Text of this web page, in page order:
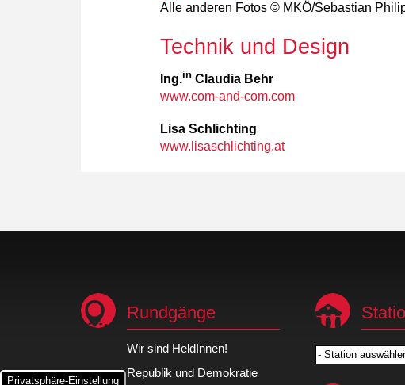
Alle anderen Fotos © MKÖ/Sebastian
Technik und Design
Ing.in Claudia Behr
www.com-and-com.com
Lisa Schlichting
www.lisaschlichting.at
Rundgänge
Wir sind HeldInnen!
Republik und Demokratie
- Station
Privatsphäre-Einstellung